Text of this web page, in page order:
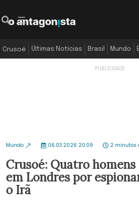
Crusoé Últimas Notícias Brasil Mundo
Mundo 06.03.2026 20:09 2 minutos
Crusoé: Quatro homens
em Londres por
o Irã